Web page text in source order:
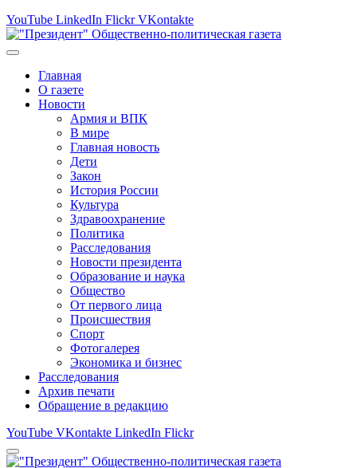
YouTube LinkedIn Flickr VKontakte
Главная
О газете
Новости
Армия и ВПК
В мире
Главная новость
Дети
Закон
История России
Культура
Здравоохранение
Политика
Расследования
Новости президента
Образование и наука
Общество
От первого лица
Происшествия
Спорт
Фотогалерея
Экономика и бизнес
Расследования
Архив печати
Обращение в редакцию
YouTube VKontakte LinkedIn Flickr